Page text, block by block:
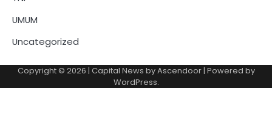
UMUM
Uncategorized
Copyright © 2026 | Capital News byAscendoor| Powered by
WordPress.